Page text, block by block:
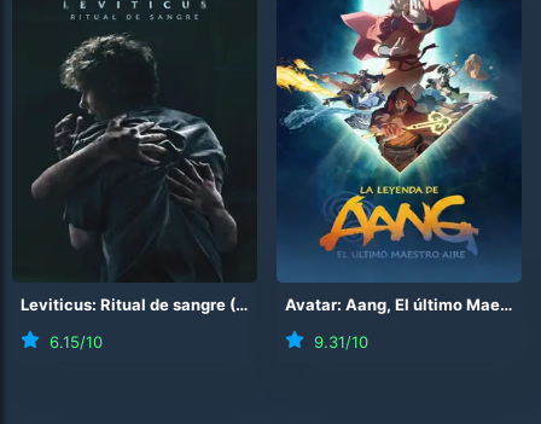
Leviticus: Ritual de sangre ( 2026
)
6.15/10
Avatar: Aang, El último Maestro Aire
9.31/10